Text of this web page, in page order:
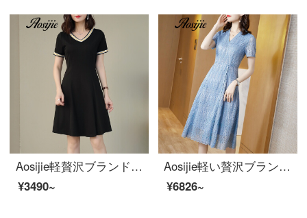
Aosijie軽贅沢ブランドの婦人服休暇半袖Vネックワンピース夏2020新型太っているmmのゆったりしたサイズが腹を覆って明らかにやせています。ヘルモアの黒スカート黒L（体重90-110斤を推奨します。）
¥3490~
Aosijie軽い贅沢ブランドの婦人服の若いお母さんのレースのワンピース2020夏の服の新しい中年の婦人服の金持ちの奥さんの高貴な洋風はやせているスカートの青いMを現します。
¥6826~